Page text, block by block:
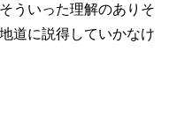
ういった理解のありそ
道に説得していかなけ